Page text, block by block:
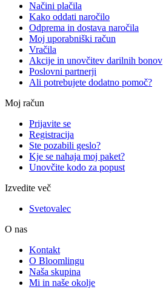
Načini plačila
Kako oddati naročilo
Odprema in dostava naročila
Moj uporabniški račun
Vračila
Akcije in unovčitev darilnih bonov
Poslovni partnerji
Ali potrebujete dodatno pomoč?
Moj račun
Prijavite se
Registracija
Ste pozabili geslo?
Kje se nahaja moj paket?
Unovčite kodo za popust
Izvedite več
Svetovalec
O nas
Kontakt
O Bloomlingu
Naša skupina
Mi in naše okolje